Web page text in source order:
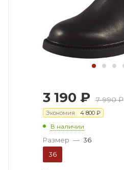
3 190 ₽ 7 990₽
Экономия 4 800 ₽
В наличии
Размер — 36
36